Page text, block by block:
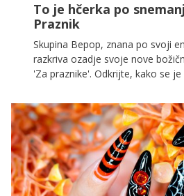
To je hčerka po
Praznik
Skupina Bepop, znana po svoji
razkriva ozadje svoje nove
'Za praznike'. Odkrijte, kako se
so dekleta s pomočjo hčerk
videospot. Spregovorile so tudi
kakšne želje imajo za praznični